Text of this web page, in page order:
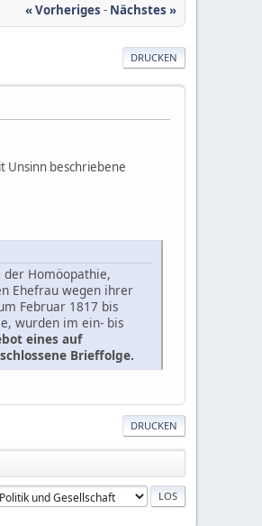
« Vorheriges - Nächstes »
DRUCKEN
Unsinn beschriebene
Homöopathie,
Ehefrau wegen ihrer
Februar 1817 bis
wurden im ein- bis
eines auf
Brieffolge.
DRUCKEN